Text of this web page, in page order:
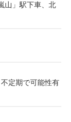
山」駅下車、北
定期で可能性有